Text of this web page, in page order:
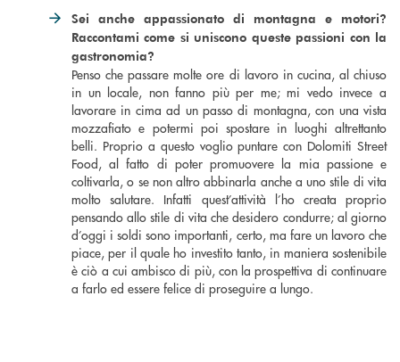
Sei anche appassionato di montagna e motori?
Raccontami come si uniscono queste passioni con la
gastronomia?
Penso che passare molte ore di lavoro in cucina, al chiuso
in un locale, non fanno più per me; mi vedo invece a
lavorare in cima ad un passo di montagna, con una vista
mozzafiato e potermi poi spostare in luoghi altrettanto
belli. Proprio a questo voglio puntare con Dolomiti Street
Food, al fatto di poter promuovere la mia passione e
coltivarla, o se non altro abbinarla anche a uno stile di vita
molto salutare. Infatti quest’attività l’ho creata proprio
pensando allo stile di vita che desidero condurre; al giorno
d’oggi i soldi sono importanti, certo, ma fare un lavoro che
piace, per il quale ho investito tanto, in maniera sostenibile
è ciò a cui ambisco di più, con la prospettiva di continuare
a farlo ed essere felice di proseguire a lungo.